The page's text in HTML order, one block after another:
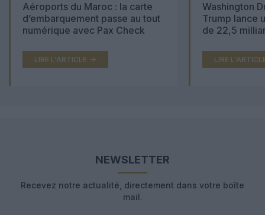
Aéroports du Maroc : la carte
d’embarquement passe au tout
numérique avec Pax Check
LIRE L'ARTICLE
Washington
Trump lance
de 22,5
LIRE
NEWSLETTER
Recevez notre actualité, directement dans votre boîte
mail.